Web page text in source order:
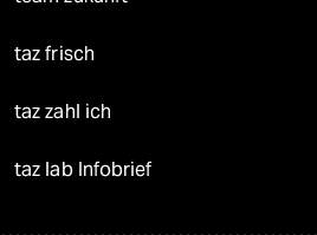
taz frisch
taz zahl ich
taz lab Infobrief